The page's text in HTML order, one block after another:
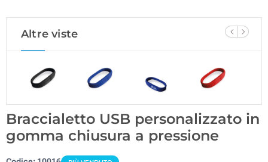
Altre viste
Braccialetto USB personalizzato in
gomma chiusura a pressione